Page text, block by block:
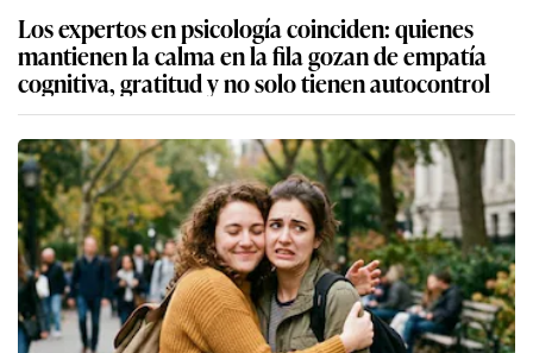
Los expertos en psicología coinciden: quienes
mantienen la calma en la fila gozan de empatía
cognitiva, gratitud y no solo tienen autocontrol